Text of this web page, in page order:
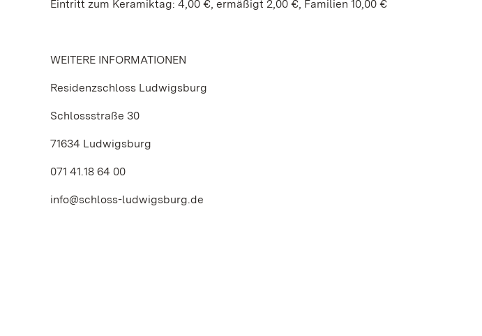
Eintritt zum Keramiktag: 4,00 €, ermäßigt 2,00 €, Familien 10,00 €
WEITERE INFORMATIONEN
Residenzschloss Ludwigsburg
Schlossstraße 30
71634 Ludwigsburg
071 41.18 64 00
info@schloss-ludwigsburg.de